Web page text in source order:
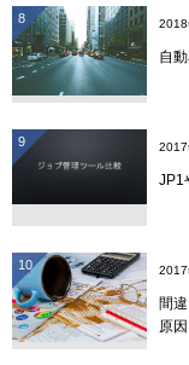
8 2018
自
9 2017
JP1
10 2017
間
原因